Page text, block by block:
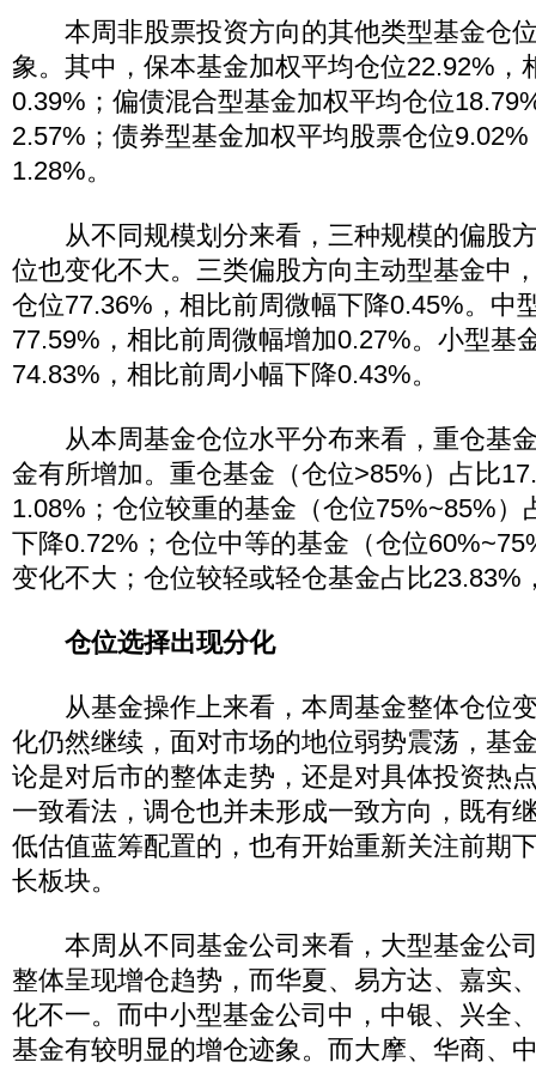
本周非股票投资方向的其他类型基金仓
象。其中，保本基金加权平均仓位22.92%，
0.39%；偏债混合型基金加权平均仓位
2.57%；债券型基金加权平均股票仓位
1.28%。
从不同规模划分来看，三种规模的偏股
位也变化不大。三类偏股方向主动型基金中
仓位77.36%，相比前周微幅下降0.45%。中
77.59%，相比前周微幅增加0.27%。小型基
74.83%，相比前周小幅下降0.43%。
从本周基金仓位水平分布来看，重仓基
金有所增加。重仓基金（仓位>85%）占比
1.08%；仓位较重的基金（仓位75%~85%）
下降0.72%；仓位中等的基金（仓位
变化不大；仓位较轻或轻仓基金占比23.83%
仓位选择出现分化
从基金操作上来看，本周基金整体仓位
化仍然继续，面对市场的地位弱势震荡，基
论是对后市的整体走势，还是对具体投资热
一致看法，调仓也并未形成一致方向，既有
低估值蓝筹配置的，也有开始重新关注前期
长板块。
本周从不同基金公司来看，大型基金公
整体呈现增仓趋势，而华夏、易方达、嘉实
化不一。而中小型基金公司中，中银、兴全
基金有较明显的增仓迹象。而大摩、华商、